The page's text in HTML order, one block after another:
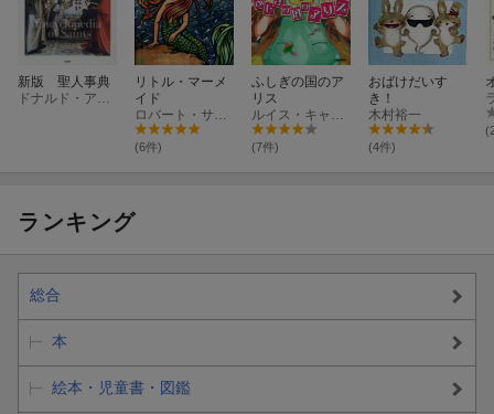
新版 聖人事典
リトル・マーメ
イド
(6件)
ふしぎの国のア
リス
(7件)
おばけだいす
き！
木村裕一
(4件)
ランキング
総合
本
絵本・児童書・図鑑